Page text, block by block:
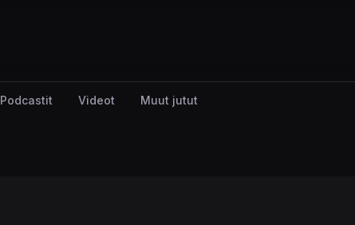
Podcastit Videot Muut jutut